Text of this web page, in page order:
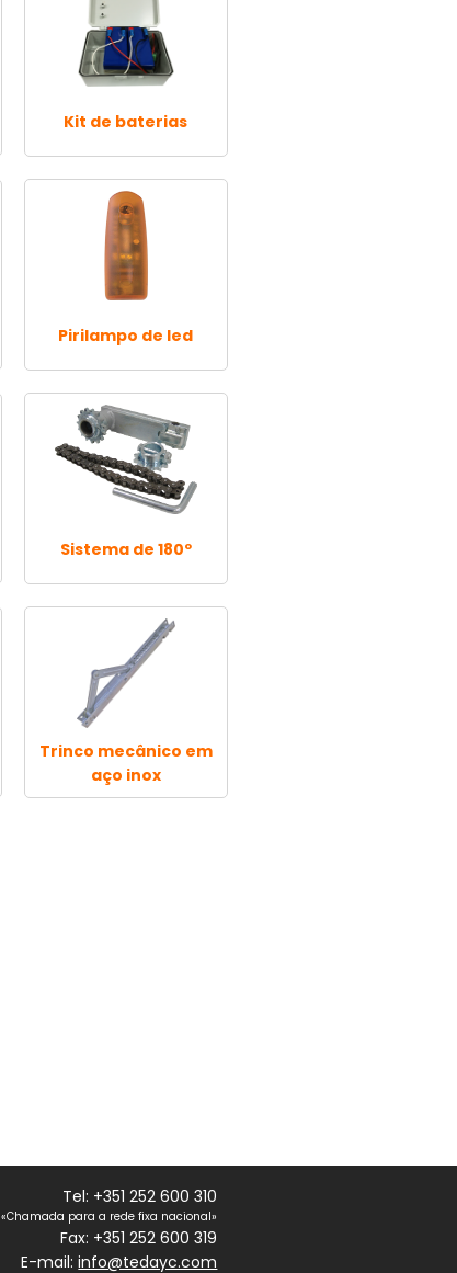
Kit de baterias
Pirilampo de led
Sistema de 180º
Trinco mecânico em
aço inox
Tel: +351 252 600 310
«Chamada para a rede fixa nacional»
Fax: +351 252 600 319
E-mail:info@tedayc.com